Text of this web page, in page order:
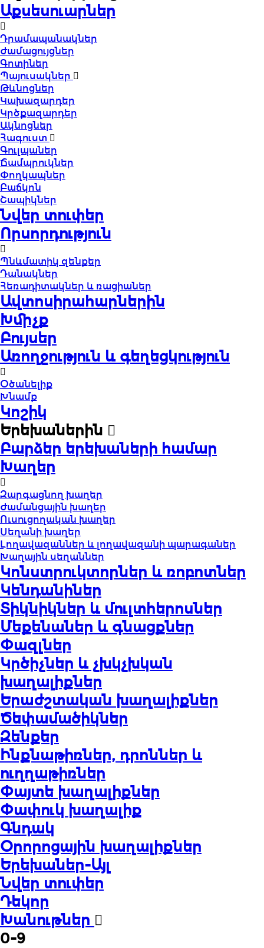
Աքսեսուարներ
Դրամապանակներ
Ժամացույցներ
Գոտիներ
Պայուսակներ
Թևնոցներ
Կախազարդեր
Կրծքազարդեր
Ակնոցներ
Հագուստ
Գուլպաներ
Ճամպրուկներ
Փողկապներ
Բաճկոն
Շապիկներ
Նվեր տուփեր
Որսորդություն
Պնևմատիկ զենքեր
Դանակներ
Հեռադիտակներ և ռացիաներ
Ավտոսիրահարներին
Խմիչք
Բույսեր
Առողջություն և գեղեցկություն
Օծանելիք
Խնամք
Կոշիկ
Երեխաներին
Բարձեր երեխաների համար
Խաղեր
Զարգացնող խաղեր
Ժամանցային խաղեր
Ուսուցողական խաղեր
Սեղանի խաղեր
Լողավազաններ և լողավազանի պարագաներ
Խաղային սեղաններ
Կոնստրուկտորներ և ռոբոտներ
Կենդանիներ
Տիկնիկներ և մուլտհերոսներ
Մեքենաներ և գնացքներ
Փազլներ
Կրծիչներ և չխկչխկան
խաղալիքներ
Երաժշտական խաղալիքներ
Ծեփամածիկներ
Զենքեր
Ինքնաթիռներ, դրոններ և
ուղղաթիռներ
Փայտե խաղալիքներ
Փափուկ խաղալիք
Գնդակ
Օրորոցային խաղալիքներ
Երեխաներ-Այլ
Նվեր տուփեր
Դեկոր
Խանութներ
0-9